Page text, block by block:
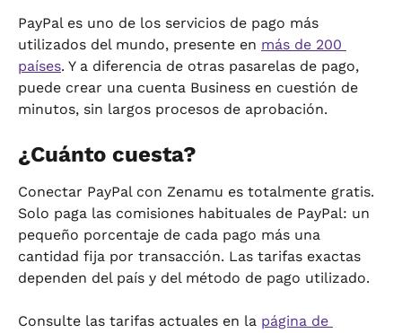
PayPal es uno de los servicios de pago más
utilizados del mundo, presente en más de 200
países. Y a diferencia de otras pasarelas de pago,
puede crear una cuenta Business en cuestión de
minutos, sin largos procesos de aprobación.
¿Cuánto cuesta?
Conectar PayPal con Zenamu es totalmente gratis.
Solo paga las comisiones habituales de PayPal: un
pequeño porcentaje de cada pago más una
cantidad fija por transacción. Las tarifas exactas
dependen del país y del método de pago utilizado.
Consulte las tarifas actuales en la página de